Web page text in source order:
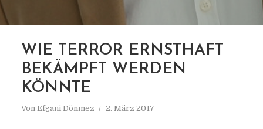
MARKIERUNG
INTERVENTIONSKRIEGE
WIE TERROR ERNSTHAFT
BEKÄMPFT WERDEN
KÖNNTE
Von Efgani Dönmez 2. März 2017